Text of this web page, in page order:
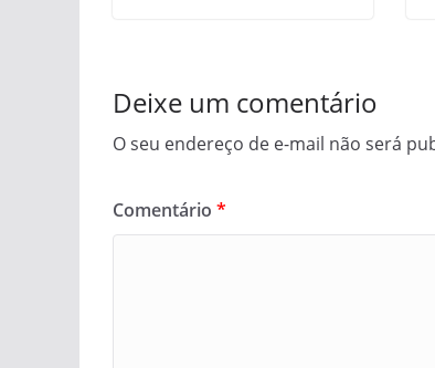
Deixe um comentário
O seu endereço de e-mail não será
Comentário *